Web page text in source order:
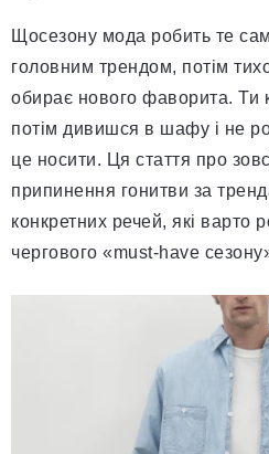
Щосезону мода робить те
головним трендом, потім
обирає нового фаворита. Ти
потім дивишся в шафу і не
це носити. Ця стаття про
припинення гонитви за
конкретних речей, які варто
чергового «must-have